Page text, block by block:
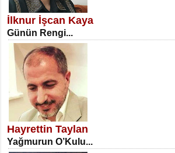
Erkenlik...
NECLA DİLEK ARSLAN
Öğretmenler Günü Mahkemesi...
İlknur İşcan Kaya
Günün Rengi...
Hayrettin Taylan
Yağmurun O’Kulu...